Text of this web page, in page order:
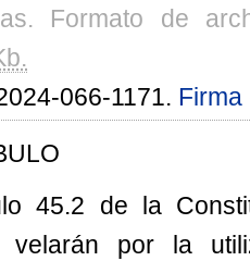
Formato de
066-1171. Firma
45.2 de la
velarán por la